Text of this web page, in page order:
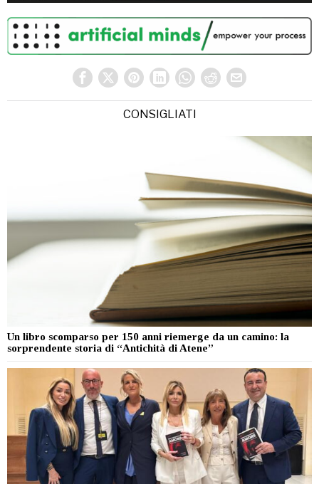
CONSIGLIATI
Un libro scomparso per 150 anni riemerge da un camino: la
sorprendente storia di “Antichità di Atene”